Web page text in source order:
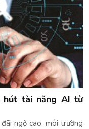
hút tài năng AI từ
ngộ cao, môi trường